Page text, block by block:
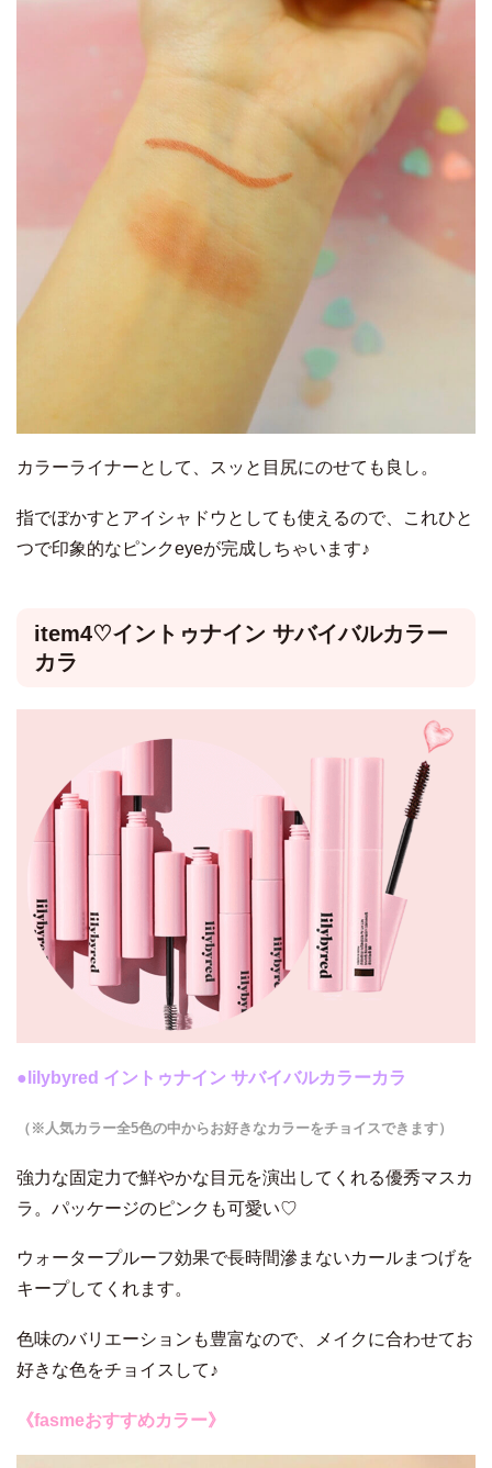
カラーライナーとして、スッと目尻にのせても良し。
指でぼかすとアイシャドウとしても使えるので、これひと
つで印象的なピンクeyeが完成しちゃいます♪
item4♡イントゥナイン サバイバルカラー
カラ
● lilybyred イントゥナイン サバイバルカラーカラ
（※人気カラー全5色の中からお好きなカラーをチョイスできます）
強力な固定力で鮮やかな目元を演出してくれる優秀マスカ
ラ。パッケージのピンクも可愛い♡
ウォータープルーフ効果で長時間滲まないカールまつげを
キープしてくれます。
色味のバリエーションも豊富なので、メイクに合わせてお
好きな色をチョイスして♪
《fasmeおすすめカラー》